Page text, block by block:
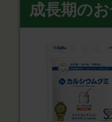
成長期の